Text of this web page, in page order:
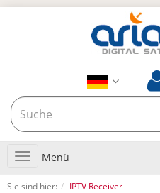
Toggle
navigation
Menü
Sie sind hier: IPTV Receiver